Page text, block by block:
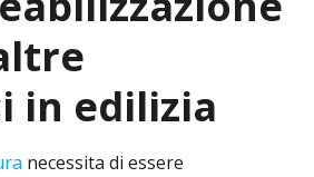
in edilizia
necessita di essere